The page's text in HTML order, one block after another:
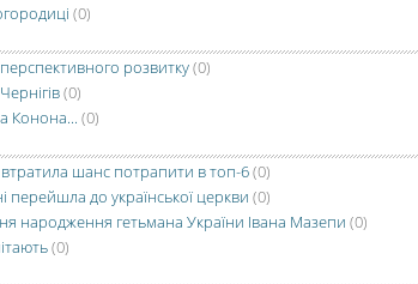
(0)
розвитку(0)
(0)
Конона... (0)
шанс потрапити в топ-6(0)
перейшла до української церкви (0)
народження гетьмана України Івана Мазепи (0)
(0)